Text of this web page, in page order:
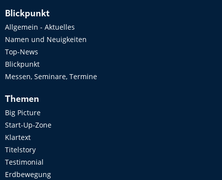
Blickpunkt
Allgemein - Aktuelles
Namen und Neuigkeiten
Top-News
Blickpunkt
Messen, Seminare, Termine
Themen
Big Picture
Start-Up-Zone
Klartext
Titelstory
Testimonial
Erdbewegung